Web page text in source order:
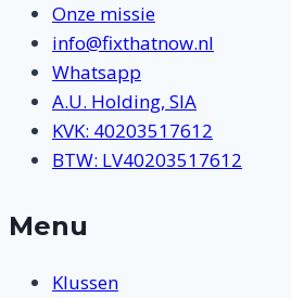
Onze missie
info@fixthatnow.nl
Whatsapp
A.U. Holding, SIA
KVK: 40203517612
BTW: LV40203517612
Menu
Klussen